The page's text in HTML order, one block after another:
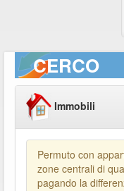
CERCO
Immobili
Permuto con
zone centrali di
pagando la